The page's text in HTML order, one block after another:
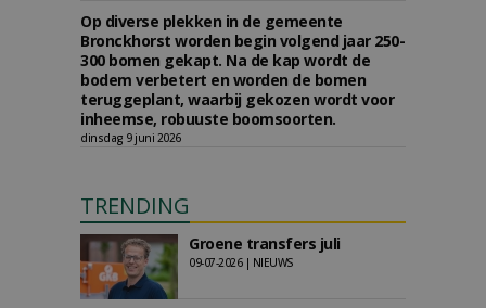
Op diverse plekken in de gemeente
Bronckhorst worden begin volgend jaar 250-
300 bomen gekapt. Na de kap wordt de
bodem verbetert en worden de bomen
teruggeplant, waarbij gekozen wordt voor
inheemse, robuuste boomsoorten.
dinsdag 9 juni 2026
TRENDING
Groene transfers juli
09-07-2026 | NIEUWS